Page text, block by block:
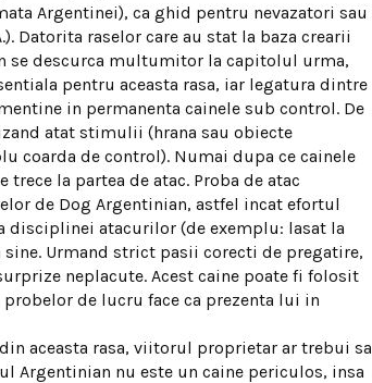
Argentinei), ca ghid pentru nevazatori sau
Datorita raselor care au stat la baza crearii
se descurca multumitor la capitolul urma,
pentru aceasta rasa, iar legatura dintre
in permanenta cainele sub control. De
atat stimulii (hrana sau obiecte
coarda de control). Numai dupa ce cainele
la partea de atac. Proba de atac
de Dog Argentinian, astfel incat efortul
disciplinei atacurilor (de exemplu: lasat la
Urmand strict pasii corecti de pregatire,
neplacute. Acest caine poate fi folosit
de lucru face ca prezenta lui in
aceasta rasa, viitorul proprietar ar trebui sa
Argentinian nu este un caine periculos, insa